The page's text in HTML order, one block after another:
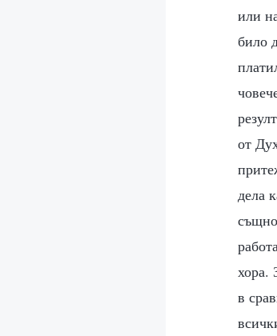
или
било
от
дела
хора.
в